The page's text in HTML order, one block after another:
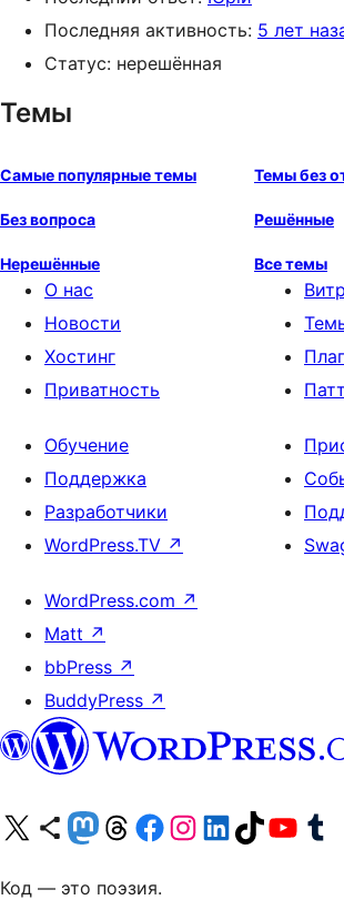
Последняя активность: 5 лет
Статус: нерешённая
Темы
Самые популярные темы Темы без
Без вопроса Решённые
Нерешённые Все темы
О нас
Новости
Хостинг
Приватность
Обучение
Поддержка
Разработчики
WordPress.TV ↗
WordPress.com ↗
Matt ↗
bbPress ↗
BuddyPress ↗
Посетите нас в X (ранее Twitter)
Посетите нашу учётную запись в Bluesky
Посетите нашу ленту в Mastodon
Посетите нашу учётную запись в Threads
Посетите нашу страницу на Facebook
Посетите наш Instagram
Посетите нашу страницу в LinkedIn
Посетите нашу учётную запись в TikTok
Посетите наш канал
Посетите нашу
Код — это поэзия.